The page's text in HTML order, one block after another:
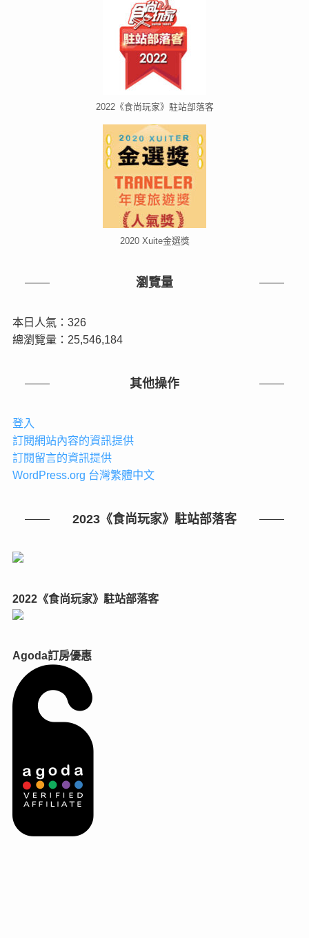
2022《食尚玩家》駐站部落客
2020 Xuite金選獎
瀏覽量
本日人氣：326
總瀏覽量：25,546,184
其他操作
登入
訂閱網站內容的資訊提供
訂閱留言的資訊提供
WordPress.org 台灣繁體中文
2023《食尚玩家》駐站部落客
2022《食尚玩家》駐站部落客
Agoda訂房優惠